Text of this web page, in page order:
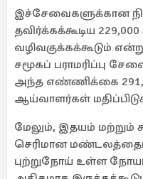
இச்சேவைகளுக்கான
தவிர்க்கக்கூடிய
வழிவகுக்கக்கூடும்
சமூகப் பராமரிப்பு
அந்த எண்ணிக்கை
ஆய்வாளர்கள்
மேலும், இதயம் மற்றும்
செரிமான
புற்றுநோய் உள்ள